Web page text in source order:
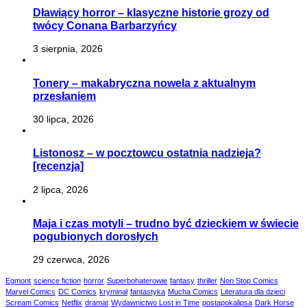
Dławiący horror – klasyczne historie grozy od
twócy Conana Barbarzyńcy
3 sierpnia, 2026
Tonery – makabryczna nowela z aktualnym
przesłaniem
30 lipca, 2026
Listonosz – w pocztowcu ostatnia nadzieja?
[recenzja]
2 lipca, 2026
Maja i czas motyli – trudno być dzieckiem w świecie
pogubionych dorosłych
29 czerwca, 2026
Egmont science fiction horror Superbohaterowie fantasy thriller Non Stop Comics
Marvel Comics DC Comics kryminał fantastyka Mucha Comics Literatura dla dzieci
Scream Comics Netflix dramat Wydawnictwo Lost in Time postapokalipsa Dark Horse